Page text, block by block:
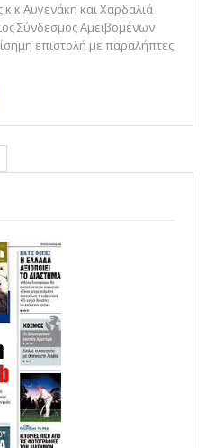
Αυγενάκη και Χαρδαλιά
Σύνδεσμος Αμειβομένων
επιστολή με παραλήπτες